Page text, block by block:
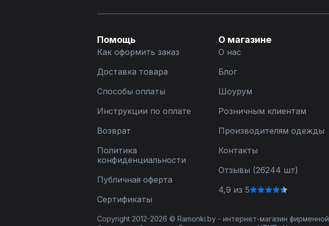
Помощь
Как оформить заказ
Доставка товара
Способы оплаты
Инструкции по оплате
Возврат
Политика
конфиденциальности
Публичная оферта
Сертификаты
О магазине
О нас
Блог
Шоурум
Розничным клиентам
Производителям одежды
Контакты
Отзывы (26244 шт)
4,9 из 5
Copyright 2012-2026 © Ramonki.by - интернет-магазин фирменной